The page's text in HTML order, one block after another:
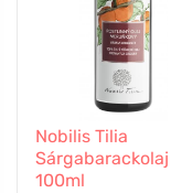
Nobilis Tilia
Sárgabarackolaj
100ml